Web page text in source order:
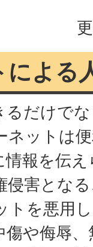
よる
るだけで
ネットは
報を伝
侵害とな
トを悪用
や侮辱